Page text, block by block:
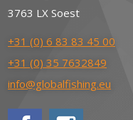
3763 LX Soest
+31 (0) 6 83 83 45 00
+31 (0) 35 7632849
info@globalfishing.eu